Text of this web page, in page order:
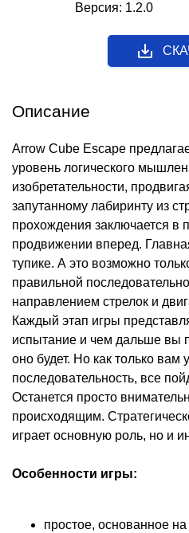
Версия: 1.2.0
Описание
Arrow Cube Escape
уровень логического
изобретательности,
запутанному лабиринту из
прохождения заключается в
продвижении вперед.
тупике. А это возможно
правильной
направлением стрелок и
Каждый этап игры
испытание и чем дальше вы
оно будет. Но как только вам
последовательность, все
Останется просто
происходящим.
играет основную роль, но и
Особенности игры:
простое, основанное